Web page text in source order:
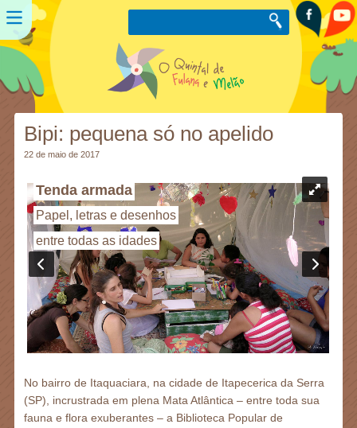
Bipi: pequena só no apelido
22 de maio de 2017
Tenda armada
Papel, letras e desenhos
entre todas as idades
No bairro de Itaquaciara, na cidade de Itapecerica da Serra
(SP), incrustrada em plena Mata Atlântica – entre toda sua
fauna e flora exuberantes – a Biblioteca Popular de